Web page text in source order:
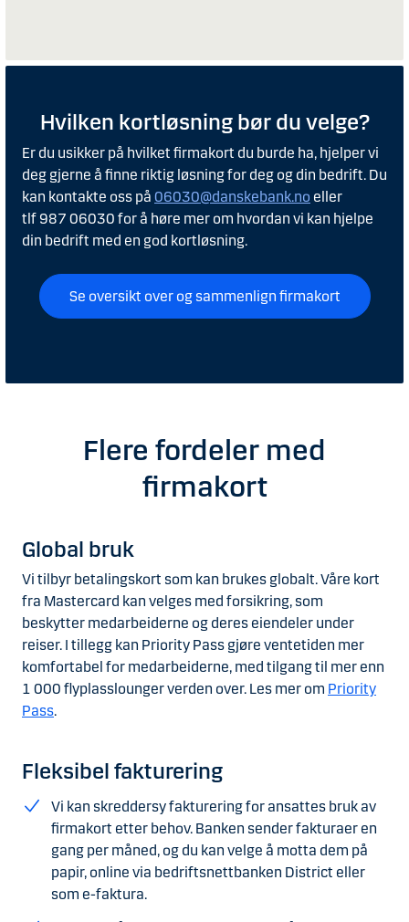
Hvilken kortløsning bør du velge?
Er du usikker på hvilket firmakort du burde ha, hjelper vi
deg gjerne å finne riktig løsning for deg og din bedrift. Du
kan kontakte oss på 06030@danskebank.no eller
tlf 987 06030 for å høre mer om hvordan vi kan hjelpe
din bedrift med en god kortløsning.
Se oversikt over og sammenlign firmakort
Flere fordeler med
firmakort
Global bruk
Vi tilbyr betalingskort som kan brukes globalt. Våre kort
fra Mastercard kan velges med forsikring, som
beskytter medarbeiderne og deres eiendeler under
reiser. I tillegg kan Priority Pass gjøre ventetiden mer
komfortabel for medarbeiderne, med tilgang til mer enn
1 000 flyplasslounger verden over. Les mer om Priority
Pass.
Fleksibel fakturering
Vi kan skreddersy fakturering for ansattes bruk av
firmakort etter behov. Banken sender fakturaer en
gang per måned, og du kan velge å motta dem på
papir, online via bedriftsnettbanken District eller
som e-faktura.